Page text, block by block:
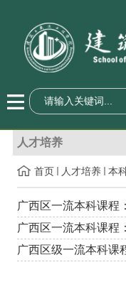
人才培养
首页 人才培养 本
广西区一流本科课程
广西区一流本科课程